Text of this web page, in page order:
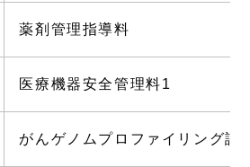
薬剤管理指導料
医療機器安全管理料1
がんゲノムプロファイリング評